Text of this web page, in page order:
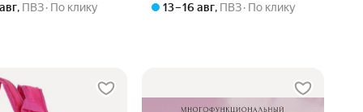
, ПВЗ По клику
13 – 16 авг, ПВЗ По клику